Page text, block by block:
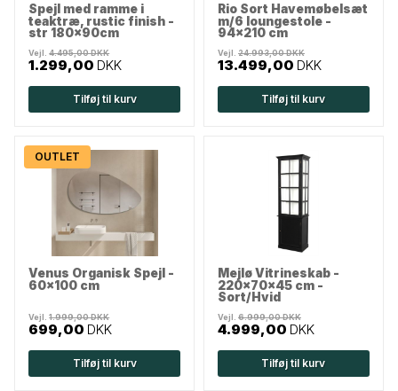
Spejl med ramme i
teaktræ, rustic finish -
str 180x90cm
1.299,00 DKK
Vejl.4.495,00 DKK
Tilføj til kurv
Rio Sort Havemøbelsæt
m/6 loungestole -
94x210 cm
13.499,00 DKK
Vejl. 24.993,00 DKK
Tilføj til kurv
OUTLET
Venus Organisk Spejl -
60x100 cm
699,00 DKK
Vejl.1.999,00 DKK
Tilføj til kurv
Mejlø Vitrineskab -
220x70x45 cm -
Sort/Hvid
4.999,00 DKK
Vejl. 6.999,00 DKK
Tilføj til kurv